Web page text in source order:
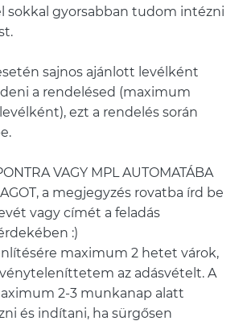
sokkal gyorsabban tudom intézni
sajnos ajánlott levélként
a rendelésed (maximum
ezt a rendelés során
VAGY MPL AUTOMATÁBA
a megjegyzés rovatba írd be
vagy címét a feladás
:)
maximum 2 hetet várok,
az adásvételt. A
2-3 munkanap alatt
és indítani, ha sürgősen